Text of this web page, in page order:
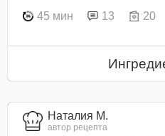
45 мин 13 20
Наталия М.
автор рецепта